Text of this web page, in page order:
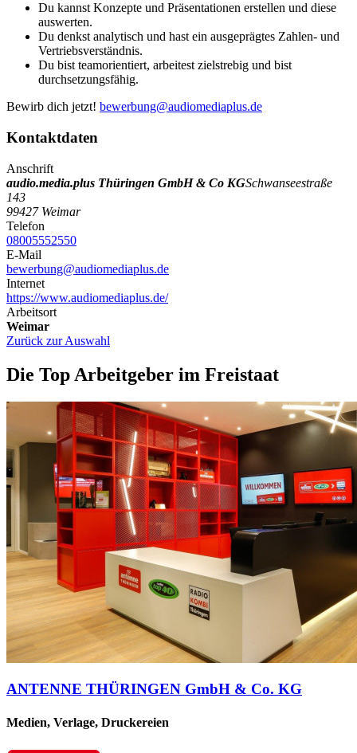
Du kannst Konzepte und Präsentationen erstellen und diese
auswerten.
Du denkst analytisch und hast ein ausgeprägtes Zahlen- und
Vertriebsverständnis.
Du bist teamorientiert, arbeitest zielstrebig und bist
durchsetzungsfähig.
Bewirb dich jetzt! bewerbung@audiomediaplus.de
Kontaktdaten
Anschrift
audio.media.plus Thüringen GmbH & Co KGSchwanseestraße
143
99427 Weimar
Telefon
08005552550
E-Mail
bewerbung@audiomediaplus.de
Internet
https://www.audiomediaplus.de/
Arbeitsort
Weimar
Zurück zur Auswahl
Die Top Arbeitgeber im Freistaat
ANTENNE THÜRINGEN GmbH & Co. KG
Medien, Verlage, Druckereien